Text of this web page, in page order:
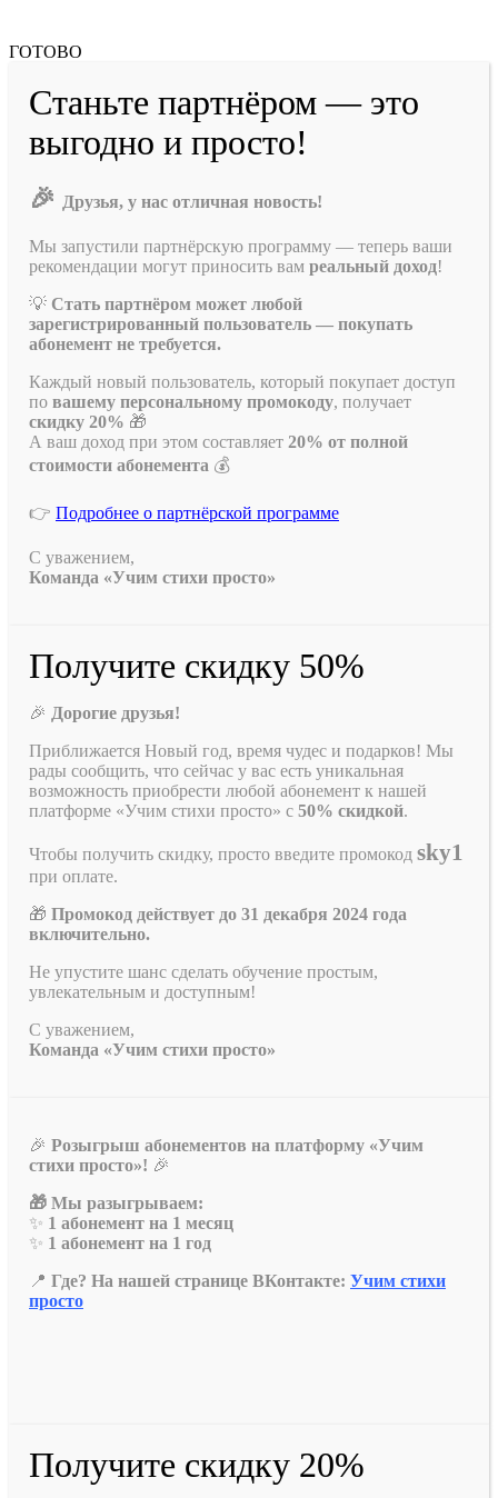
ГОТОВО
Станьте партнёром — это
выгодно и просто!
🎉 Друзья, у нас отличная новость!
Мы запустили партнёрскую программу — теперь ваши
рекомендации могут приносить вам реальный доход!
💡 Стать партнёром может любой
зарегистрированный пользователь — покупать
абонемент не требуется.
Каждый новый пользователь, который покупает доступ
по вашему персональному промокоду, получает
скидку 20% 🎁
А ваш доход при этом составляет 20% от полной
стоимости абонемента 💰
👉 Подробнее о партнёрской программе
С уважением,
Команда «Учим стихи просто»
Получите скидку 50%
🎉 Дорогие друзья!
Приближается Новый год, время чудес и подарков! Мы
рады сообщить, что сейчас у вас есть уникальная
возможность приобрести любой абонемент к нашей
платформе «Учим стихи просто» с 50% скидкой.
Чтобы получить скидку, просто введите промокод sky1
при оплате.
🎁 Промокод действует до 31 декабря 2024 года
включительно.
Не упустите шанс сделать обучение простым,
увлекательным и доступным!
С уважением,
Команда «Учим стихи просто»
🎉 Розыгрыш абонементов на платформу «Учим
стихи просто»! 🎉
🎁 Мы разыгрываем:
✨ 1 абонемент на 1 месяц
✨ 1 абонемент на 1 год
📍 Где? На нашей странице ВКонтакте: Учим стихи
просто
Получите скидку 20%